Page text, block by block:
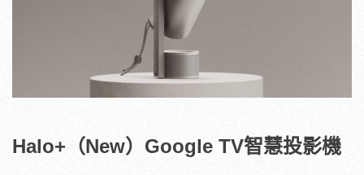
Halo+ （New） Google TV智慧投影機